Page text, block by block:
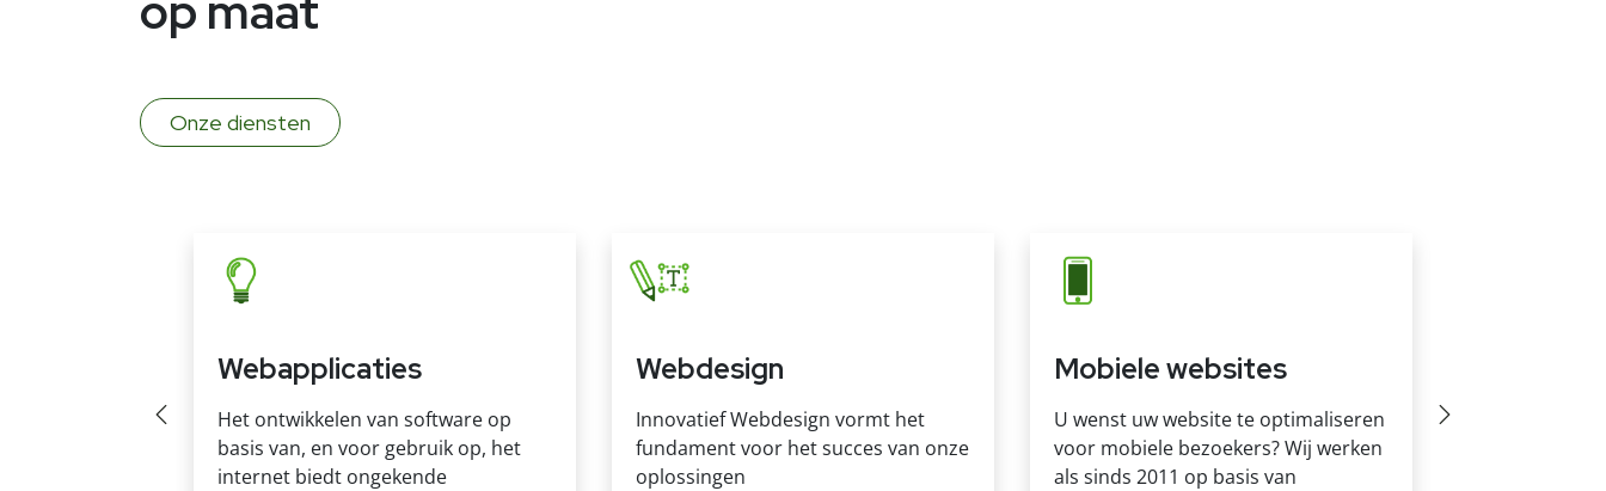
Onze diensten
Webapplicaties
Het ontwikkelen van software op
basis van, en voor gebruik op, het
internet biedt ongekende
Webdesign
Innovatief Webdesign vormt het
fundament voor het succes van onze
oplossingen
Mobiele websites
U wenst uw website te optimaliseren
voor mobiele bezoekers? Wij werken
als sinds 2011 op basis van